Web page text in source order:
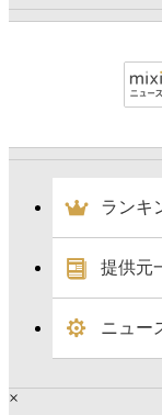
ランキ
提供元
ニュー
×